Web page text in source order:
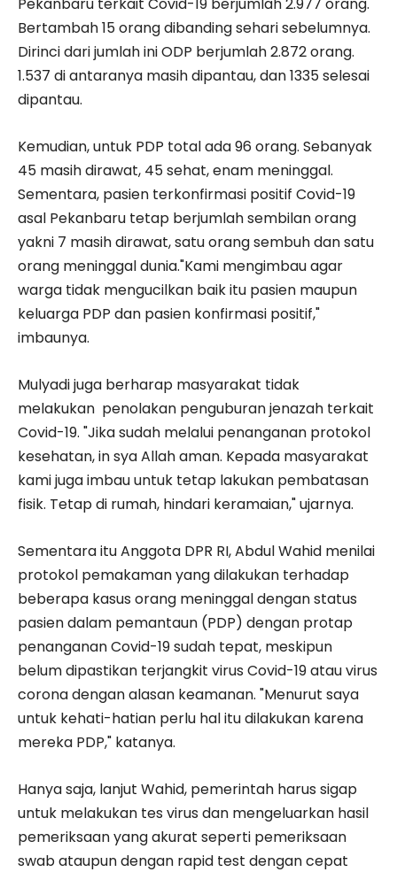
Bertambah 15 orang dibanding sehari sebelumnya.
Dirinci dari jumlah ini ODP berjumlah 2.872 orang.
1.537 di antaranya masih dipantau, dan 1335 selesai
dipantau.
Kemudian, untuk PDP total ada 96 orang. Sebanyak
45 masih dirawat, 45 sehat, enam meninggal.
Sementara, pasien terkonfirmasi positif Covid-19
asal Pekanbaru tetap berjumlah sembilan orang
yakni 7 masih dirawat, satu orang sembuh dan satu
orang meninggal dunia."Kami mengimbau agar
warga tidak mengucilkan baik itu pasien maupun
keluarga PDP dan pasien konfirmasi positif,"
imbaunya.
Mulyadi juga berharap masyarakat tidak
melakukan penolakan penguburan jenazah terkait
Covid-19. "Jika sudah melalui penanganan protokol
kesehatan, in sya Allah aman. Kepada masyarakat
kami juga imbau untuk tetap lakukan pembatasan
fisik. Tetap di rumah, hindari keramaian," ujarnya.
Sementara itu Anggota DPR RI, Abdul Wahid menilai
protokol pemakaman yang dilakukan terhadap
beberapa kasus orang meninggal dengan status
pasien dalam pemantaun (PDP) dengan protap
penanganan Covid-19 sudah tepat, meskipun
belum dipastikan terjangkit virus Covid-19 atau virus
corona dengan alasan keamanan. "Menurut saya
untuk kehati-hatian perlu hal itu dilakukan karena
mereka PDP," katanya.
Hanya saja, lanjut Wahid, pemerintah harus sigap
untuk melakukan tes virus dan mengeluarkan hasil
pemeriksaan yang akurat seperti pemeriksaan
swab ataupun dengan rapid test dengan cepat